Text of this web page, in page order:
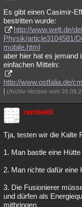
Es gibt einen Casimir-
bestritten wurde:
http://www.welt.de/
Physik/article3104581/
mobile.html
aber hier hat es jemand
einfachen Mitteln:
http://www.ostfalia.de/
l (Archiv-Version vom
rambaldi
Tja, testen wir die Kalte
1. Man bastle eine
2. Man richte dafür eine
3. Die Fusionierer
und dürfen als
mitbringen